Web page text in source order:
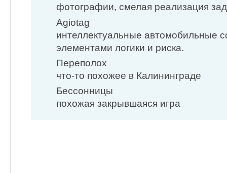
фотографии, смелая реализация
Agiotag
интеллектуальные автомобильные
элементами логики и риска.
Переполох
что-то похожее в Калининграде
Бессонницы
похожая закрывшаяся игра